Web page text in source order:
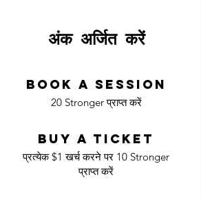
अंक अर्जित करें
Book a session
20 Stronger प्राप्त करें
Buy a ticket
प्रत्येक $1 खर्च करने पर 10 Stronger
प्राप्त करें